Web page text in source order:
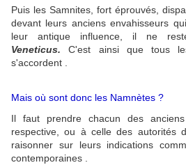
Puis les Samnites, fort éprouvés,
devant leurs anciens envahisseurs
leur antique influence, il ne
Veneticus.C'est ainsi que tous
s'accordent .
Mais où sont donc les Namnètes ?
Il faut prendre chacun des
respective, ou à celle des autorités
raisonner sur leurs indications
contemporaines .